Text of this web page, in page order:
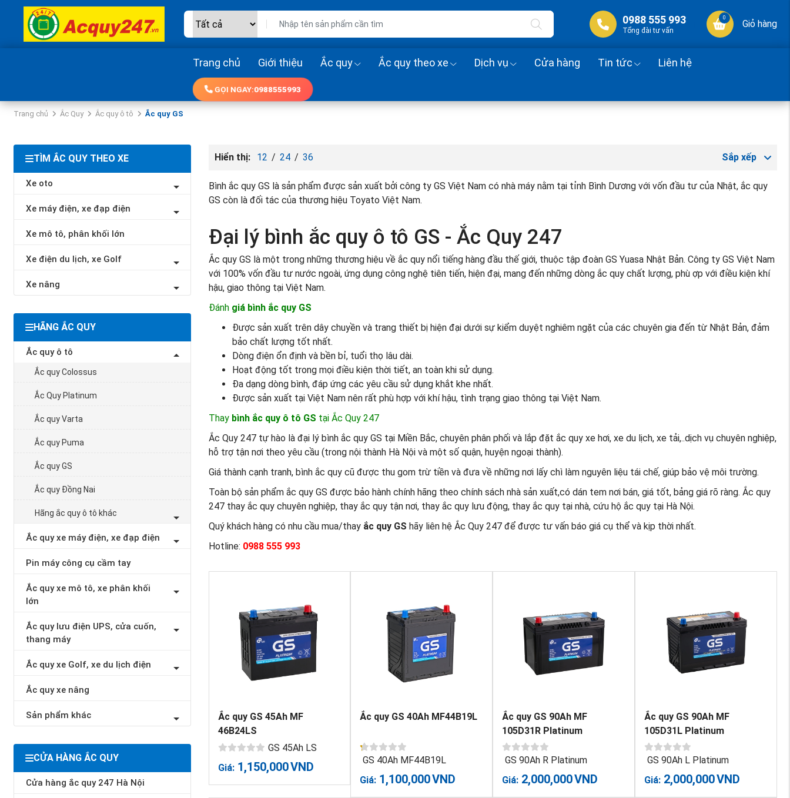
0988 555 993
Tổng đài tư vấn
0
Giỏ hàng
Trang chủ Giới thiệu Ắc quy Ắc quy theo xe Dịch vụ Cửa hàng Tin tức Liên hệ
GỌI NGAY:0988555993
Trang chủ Ắc Quy Ắc quy ô tô Ắc quy GS
TÌM ẮC QUY THEO XE
Xe oto
Xe máy điện, xe đạp điện
Xe mô tô, phân khối lớn
Xe điện du lịch, xe Golf
Xe nâng
HÃNG ẮC QUY
Ắc quy ô tô
Ắc quy Colossus
Ắc Quy Platinum
Ắc quy Varta
Ắc quy Puma
Ắc quy GS
Ắc quy Đồng Nai
Hãng ắc quy ô tô khác
Ắc quy xe máy điện, xe đạp điện
Pin máy công cụ cầm tay
Ắc quy xe mô tô, xe phân khối
lớn
Ắc quy lưu điện UPS, cửa cuốn,
thang máy
Ắc quy xe Golf, xe du lịch điện
Ắc quy xe nâng
Sản phẩm khác
CỬA HÀNG ẮC QUY
Cửa hàng ắc quy 247 Hà Nội
Hiển thị: 12 / 24 / 36 Sắp xếp
Bình ắc quy GS là sản phẩm được sản xuất bởi công ty GS Việt Nam có nhà máy nằm tại tỉnh Bình Dương với vốn đầu tư của Nhật, ắc quy
GS còn là đối tác của thương hiệu Toyato Việt Nam.
Đại lý bình ắc quy ô tô GS - Ắc Quy 247
Ắc quy GS là một trong những thương hiệu về ắc quy nổi tiếng hàng đầu thế giới, thuộc tập đoàn GS Yuasa Nhật Bản. Công ty GS Việt Nam
với 100% vốn đầu tư nước ngoài, ứng dụng công nghệ tiên tiến, hiện đại, mang đến những dòng ắc quy chất lượng, phù ợp với điều kiện khí
hậu, giao thông tại Việt Nam.
Đánh giá bình ắc quy GS
Được sản xuất trên dây chuyền và trang thiết bị hiện đại dưới sự kiểm duyệt nghiêm ngặt của các chuyên gia đến từ Nhật Bản, đảm
bảo chất lượng tốt nhất.
Dòng điện ổn định và bền bỉ, tuổi thọ lâu dài.
Hoạt động tốt trong mọi điều kiện thời tiết, an toàn khi sử dụng.
Đa dạng dòng bình, đáp ứng các yêu cầu sử dụng khắt khe nhất.
Được sản xuất tại Việt Nam nên rất phù hợp với khí hậu, tình trạng giao thông tại Việt Nam.
Thay bình ắc quy ô tô GS tại Ắc Quy 247
Ắc Quy 247 tự hào là đại lý bình ắc quy GS tại Miền Bắc, chuyên phân phối và lắp đặt ắc quy xe hơi, xe du lịch, xe tải,..dịch vụ chuyên nghiệp,
hỗ trợ tận nơi theo yêu cầu (trong nội thành Hà Nội và một số quận, huyện ngoại thành).
Giá thành cạnh tranh, bình ắc quy cũ được thu gom trừ tiền và đưa về những nơi lấy chì làm nguyên liệu tái chế, giúp bảo vệ môi trường.
Toàn bộ sản phẩm ắc quy GS được bảo hành chính hãng theo chính sách nhà sản xuất,có dán tem nơi bán, giá tốt, bảng giá rõ ràng. Ắc quy
247 thay ắc quy chuyên nghiệp, thay ắc quy tận nơi, thay ắc quy lưu động, thay ắc quy tại nhà, cứu hộ ắc quy tại Hà Nội.
Quý khách hàng có nhu cầu mua/thay ắc quy GS hãy liên hệ Ắc Quy 247 để được tư vấn báo giá cụ thể và kịp thời nhất.
Hotline: 0988 555 993
Ắc quy GS 45Ah MF
46B24LS
GS 45Ah LS
Giá: 1,150,000VND
Ắc quy GS 40Ah MF44B19L
GS 40Ah MF44B19L
Giá: 1,100,000VND
Ắc quy GS 90Ah MF
105D31R Platinum
GS 90Ah R Platinum
Giá: 2,000,000VND
Ắc quy GS 90Ah MF
105D31L Platinum
GS 90Ah L Platinum
Giá: 2,000,000VND